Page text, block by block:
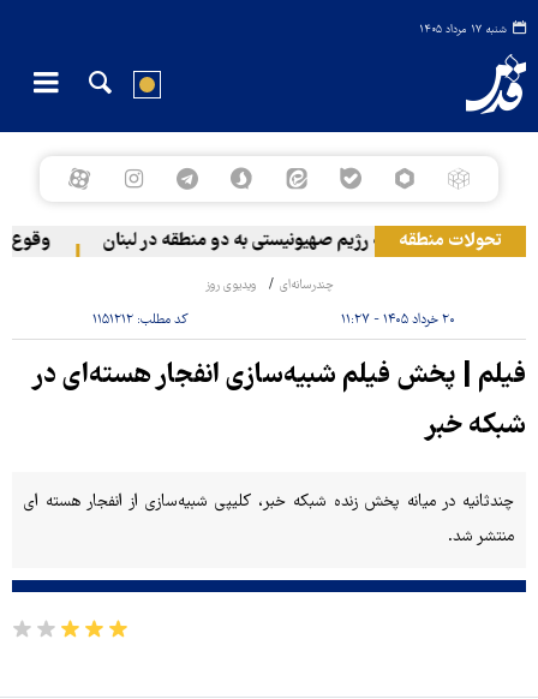
شنبه ۱۷ مرداد ۱۴۰۵
تحولات منطقهحمله رژیم صهیونیستی به دو منطقه در لبنان وقوع
چندرسانه‌ای ویدیوی روز
۲۰ خرداد ۱۴۰۵ - ۱۱:۲۷ کد مطلب: ۱۱۵۱۲۱۲
فیلم | پخش فیلم شبیه‌سازی انفجار هسته‌ای در
شبکه خبر
چندثانیه در میانه پخش زنده شبکه خبر، کلیپی شبیه‌سازی از انفجار هسته ای
منتشر شد.